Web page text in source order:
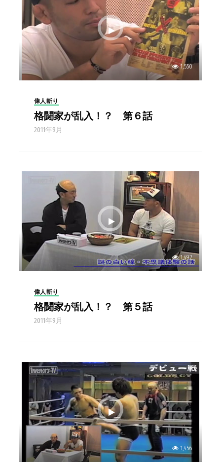
1,550
偉人斬り
格闘家が乱入！？ 第６話
2011年9月
1,492
偉人斬り
格闘家が乱入！？ 第５話
2011年9月
1,456